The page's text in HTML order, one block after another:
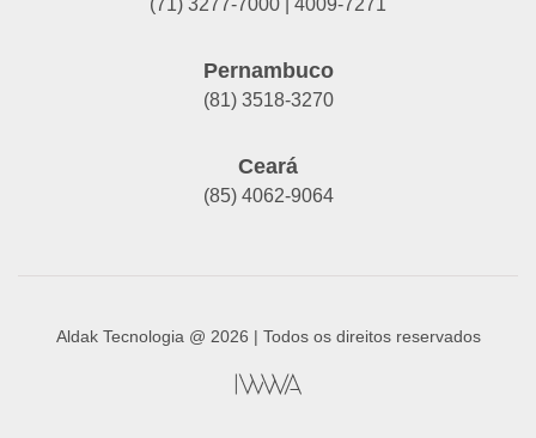
(71) 3277-7000 | 4009-7271
Pernambuco
(81) 3518-3270
Ceará
(85) 4062-9064
Aldak Tecnologia @ 2026 | Todos os direitos reservados